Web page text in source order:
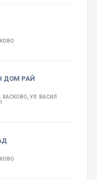
ДОМ РАЙ
ХАСКОВО, УЛ. ВАСИЛ